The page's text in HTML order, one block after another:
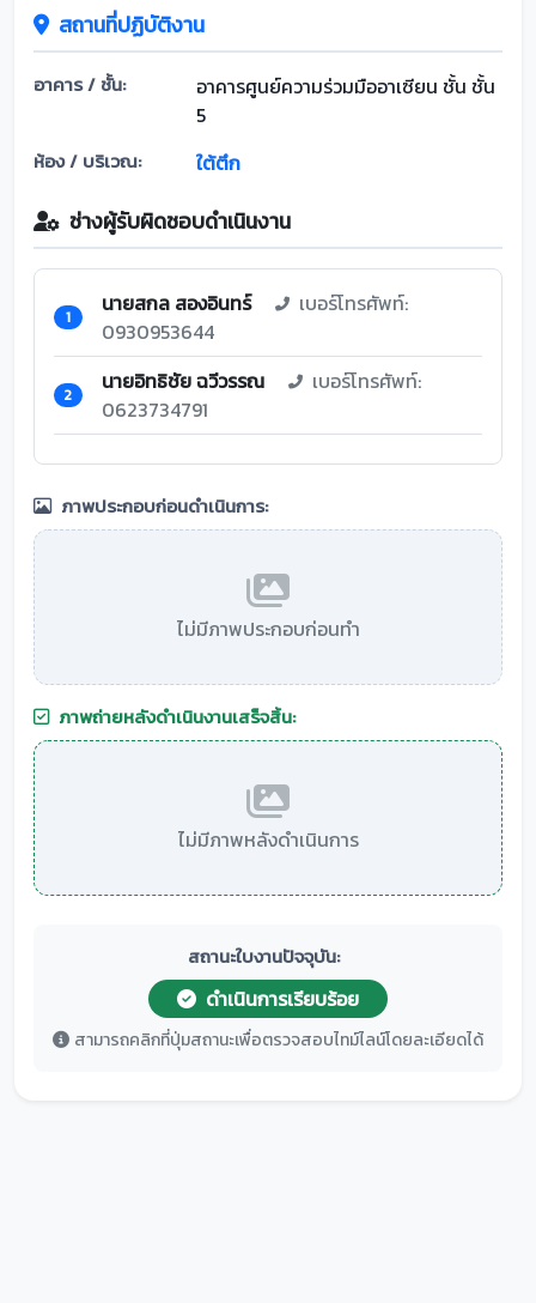
สถานที่ปฏิบัติงาน
อาคาร / ชั้น:
อาคารศูนย์ความร่วมมืออาเซียน ชั้น ชั้น
5
ห้อง / บริเวณ: ใต้ตึก
ช่างผู้รับผิดชอบดำเนินงาน
1 นายสกล สองอินทร์
เบอร์โทรศัพท์:
0930953644
2 นายอิทธิชัย ฉวีวรรณ
เบอร์โทรศัพท์:
0623734791
ภาพประกอบก่อนดำเนินการ:
ไม่มีภาพประกอบก่อนทำ
ภาพถ่ายหลังดำเนินงานเสร็จสิ้น:
ไม่มีภาพหลังดำเนินการ
สถานะใบงานปัจจุบัน:
ดำเนินการเรียบร้อย
สามารถคลิกที่ปุ่มสถานะเพื่อตรวจสอบไทม์ไลน์โดยละเอียดได้